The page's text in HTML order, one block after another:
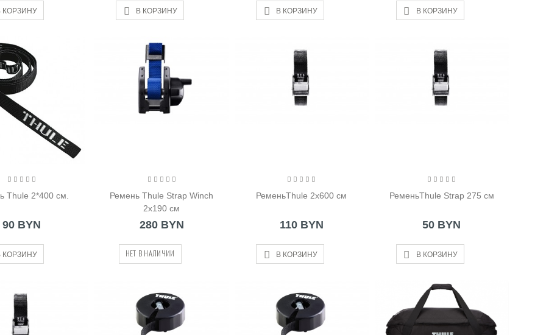
КОРЗИНУ В КОРЗИНУ В КОРЗИНУ В КОРЗИНУ
Thule 2*400 см.
90 BYN
КОРЗИНУ
Ремень Thule Strap Winch
2х190 см
280 BYN
НЕТ В НАЛИЧИИ
РеменьThule 2x600 см
110 BYN
В КОРЗИНУ
РеменьThule Strap 275 см
50 BYN
В КОРЗИНУ